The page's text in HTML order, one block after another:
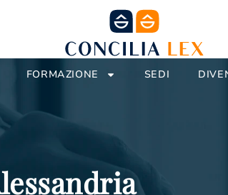
FORMAZIONE SEDI